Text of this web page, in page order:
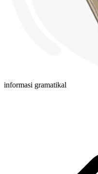
informasi gramatikal